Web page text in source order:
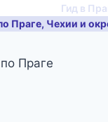
Гид в
Праге, Чехии и